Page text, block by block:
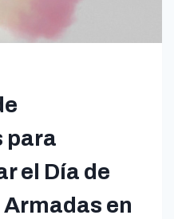
para
el Día de
en